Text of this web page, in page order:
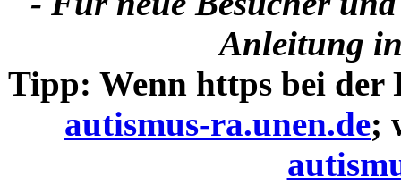
Anleitung
Tipp: Wenn https bei der
autismus-ra.unen.de;